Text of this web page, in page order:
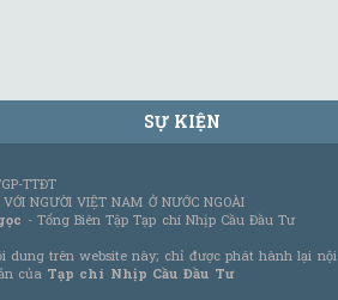
SỰ KIỆN
TTĐT
NGƯỜI VIỆT NAM Ở NƯỚC NGOÀI
- Tổng Biên Tập Tạp chí Nhịp Cầu Đầu Tư
dung trên website này; chỉ được phát hành lại nội
của Tạp chí Nhịp Cầu Đầu Tư